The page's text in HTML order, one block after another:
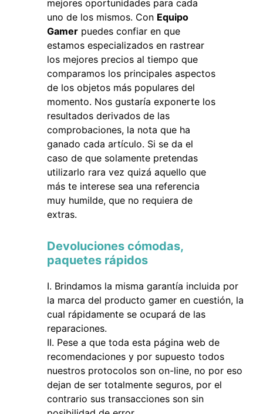
mejores oportunidades para cada
uno de los mismos. Con Equipo
Gamer puedes confiar en que
estamos especializados en rastrear
los mejores precios al tiempo que
comparamos los principales aspectos
de los objetos más populares del
momento. Nos gustaría exponerte los
resultados derivados de las
comprobaciones, la nota que ha
ganado cada artículo. Si se da el
caso de que solamente pretendas
utilizarlo rara vez quizá aquello que
más te interese sea una referencia
muy humilde, que no requiera de
extras.
Devoluciones cómodas,
paquetes rápidos
Brindamos la misma garantía incluida por
la marca del producto gamer en cuestión, la
cual rápidamente se ocupará de las
reparaciones.
Pese a que toda esta página web de
recomendaciones y por supuesto todos
nuestros protocolos son on-line, no por eso
dejan de ser totalmente seguros, por el
contrario sus transacciones son sin